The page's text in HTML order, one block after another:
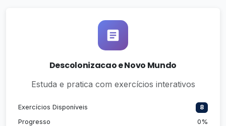
Descolonizacao e Novo Mundo
Estuda e pratica com exercícios interativos
Exercícios Disponíveis
8
Progresso
0%